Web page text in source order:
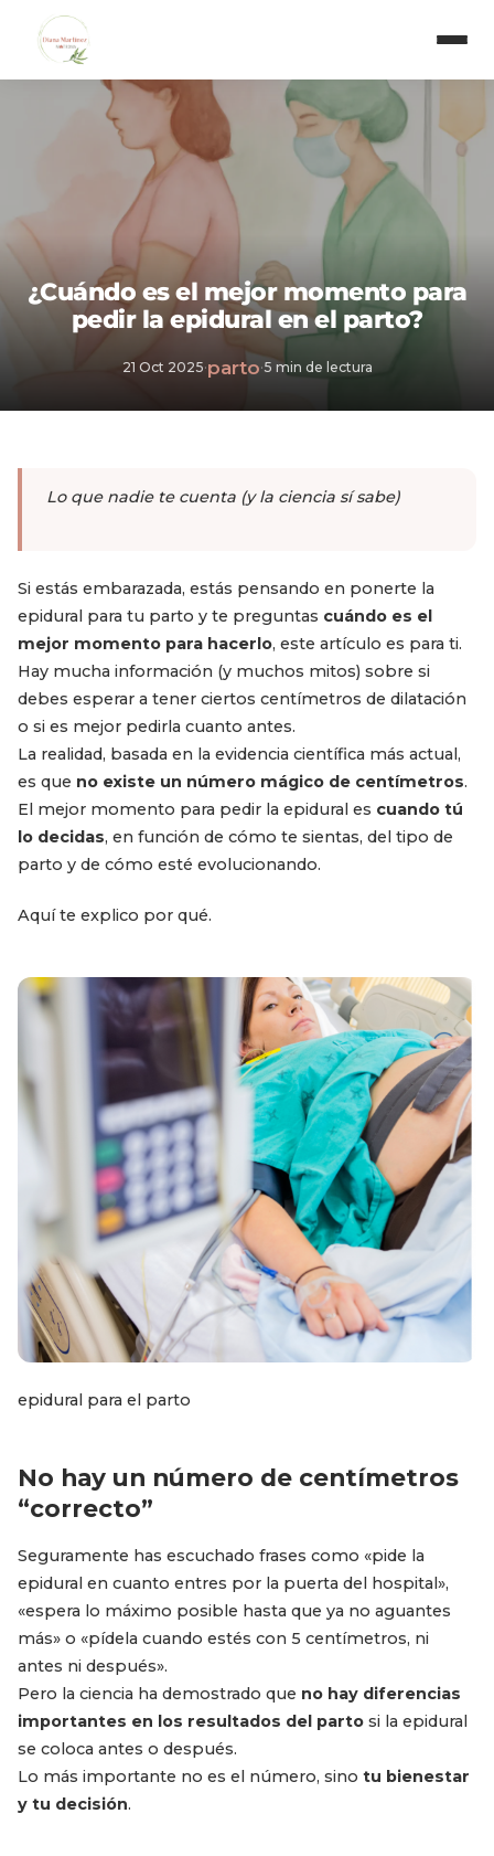
¿Cuándo es el mejor momento para
pedir la epidural en el parto?
21 Oct 2025·parto·5 min de lectura
Lo que nadie te cuenta (y la ciencia sí sabe)
Si estás embarazada, estás pensando en ponerte la
epidural para tu parto y te preguntas cuándo es el
mejor momento para hacerlo, este artículo es para ti.
Hay mucha información (y muchos mitos) sobre si
debes esperar a tener ciertos centímetros de dilatación
o si es mejor pedirla cuanto antes.
La realidad, basada en la evidencia científica más actual,
es que no existe un número mágico de centímetros.
El mejor momento para pedir la epidural es cuando tú
lo decidas, en función de cómo te sientas, del tipo de
parto y de cómo esté evolucionando.
Aquí te explico por qué.
epidural para el parto
No hay un número de centímetros
“correcto”
Seguramente has escuchado frases como «pide la
epidural en cuanto entres por la puerta del hospital»,
«espera lo máximo posible hasta que ya no aguantes
más» o «pídela cuando estés con 5 centímetros, ni
antes ni después».
Pero la ciencia ha demostrado que no hay diferencias
importantes en los resultados del parto si la epidural
se coloca antes o después.
Lo más importante no es el número, sino tu bienestar
y tu decisión.